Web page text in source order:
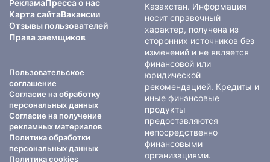
РекламаПресса о нас
Карта сайтаВакансии
Отзывы пользователей
Права заемщиков
Пользовательское
соглашение
Согласие на обработку
персональных данных
Согласие на получение
рекламных материалов
Политика обработки
персональных данных
Политика cookies
Казахстан. Информация
носит справочный
характер, получена из
сторонних источников без
изменений и не является
финансовой или
юридической
рекомендацией. Кредиты и
иные финансовые
продукты
предоставляются
непосредственно
финансовыми
организациями.